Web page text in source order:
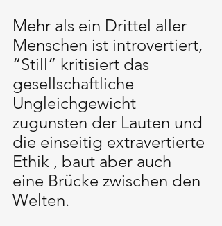
Mehr als ein Drittel aller
Menschen ist introvertiert,
“Still” kritisiert das
gesellschaftliche
Ungleichgewicht
zugunsten der Lauten und
die einseitig extravertierte
Ethik , baut aber auch
eine Brücke zwischen den
Welten.